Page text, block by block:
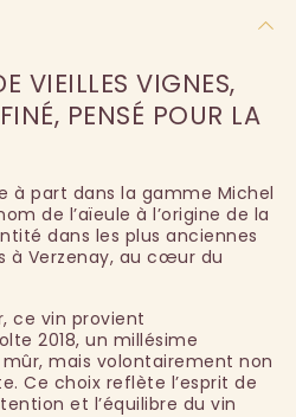
VIEILLES VIGNES,
PENSÉ POUR LA
à part dans la gamme Michel
de l’aïeule à l’origine de la
dans les plus anciennes
à Verzenay, au cœur du
ce vin provient
2018, un millésime
mais volontairement non
Ce choix reflète l’esprit de
et l’équilibre du vin